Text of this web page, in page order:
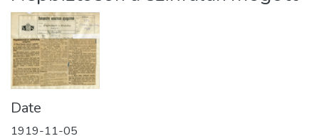
About us
Date
1919-11-05